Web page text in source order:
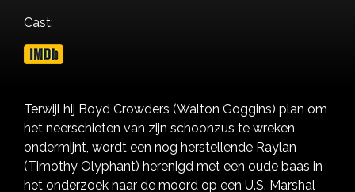
Cast:
Terwijl hij Boyd Crowders (Walton Goggins) plan om
het neerschieten van zijn schoonzus te wreken
ondermijnt, wordt een nog herstellende Raylan
(Timothy Olyphant) herenigd met een oude baas in
het onderzoek naar de moord op een U.S. Marshal